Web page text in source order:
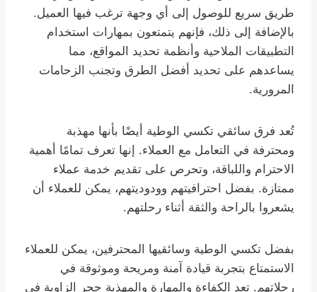
طريق سريع للوصول إلى أي وجهة ترغب فيها العميل.
بالإضافة إلى ذلك، فإنهم يتمتعون بمهارات استخدام
التطبيقات الملاحية وأنظمة تحديد المواقع، مما
يساعدهم على تحديد أفضل الطرق وتجنب الزحامات
المرورية.
تُعد فرق سائقي تكسي الوطية أيضًا بأنها مهذبة
ومحترفة في التعامل مع العملاء. إنها تعرف تمامًا أهمية
الاحترام واللباقة، وتحرص على تقديم خدمة عملاء
ممتازة. بفضل احترافيتهم وودوديتهم، يمكن للعملاء أن
يشعروا بالراحة والثقة أثناء رحلتهم.
بفضل تكسي الوطية وسائقيها المحترفين، يمكن للعملاء
الاستمتاع بتجربة قيادة آمنة ومريحة وموثوقة في
رحلاتهم. تعد الكفاءة والمهارة والمهذبة حجر الزاوية في